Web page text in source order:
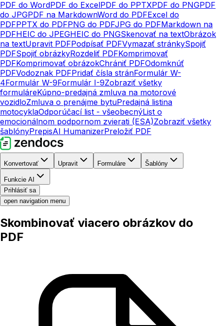
PDF do WordPDF do ExcelPDF do PPTXPDF do PNGPDF
do JPGPDF na MarkdownWord do PDFExcel do
PDFPPTX do PDFPNG do PDFJPG do PDFMarkdown na
PDFHEIC do JPEGHEIC do PNGSkenovať na textObrázok
na textUpravit PDFPodpísať PDFVymazať stránkySpojiť
PDFSpojiť obrázkyRozdeliť PDFKomprimovať
PDFKomprimovať obrázokChrániť PDFOdomknúť
PDFVodoznak PDFPridať čísla stránFormulár W-
4Formulár W-9Formulár I-9Zobraziť všetky
formuláreKúpno-predajná zmluva na motorové
vozidloZmluva o prenájme bytuPredajná listina
motocyklaOdporúčací list - všeobecnýList o
emocionálnom podpornom zvierati (ESA)Zobraziť všetky
šablónyPrepisAI HumanizerPreložiť PDF
Konvertovať Upravit Formuláre Šablóny
Funkcie AI
Prihlásiť sa
open navigation menu
Skombinovať viacero obrázkov do
PDF